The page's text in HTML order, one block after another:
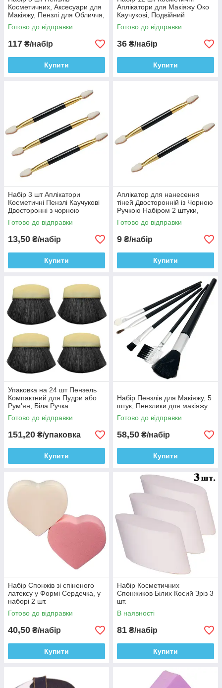
Косметичних, Аксесуари для
Макіяжу, Пензлі для Обличчя,
для тіней
Готово до відправки
117 ₴/набір
Купити
Аплікатори для Макіяжу Око
Каучукові, Подвійний
Аплікатор Косметика
Готово до відправки
36 ₴/набір
Купити
Набір 3 шт Аплікатори
Косметичні Пензлі Каучукові
Двосторонні з чорною
Ручкою, Аксесуари для
Макіяжу
Готово до відправки
13,50 ₴/набір
Купити
Аплікатор для нанесення
тіней Двосторонній із Чорною
Ручкою Набіром 2 штуки,
Аксесуари для макіяжу
Готово до відправки
9 ₴/набір
Купити
Упаковка на 24 шт Пензель
Компактний для Пудри або
Рум'ян, Біла Ручка
Готово до відправки
151,20 ₴/упаковка
Купити
Набір Пензлів для Макіяжу, 5
штук, Пензлики для макіяжу
Готово до відправки
58,50 ₴/набір
Купити
Набір Спонжів зі спіненого
латексу у Формі Сердечка, у
наборі 2 шт.
Готово до відправки
40,50 ₴/набір
Купити
Набір Косметичних
Спонжиков Білих Косий Зріз 3
шт.
В наявності
81 ₴/набір
Купити